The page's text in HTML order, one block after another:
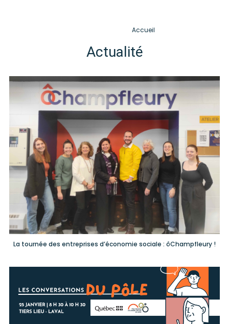
Accueil
Actualité
La tournée des entreprises d’économie sociale : ôChampfleury !